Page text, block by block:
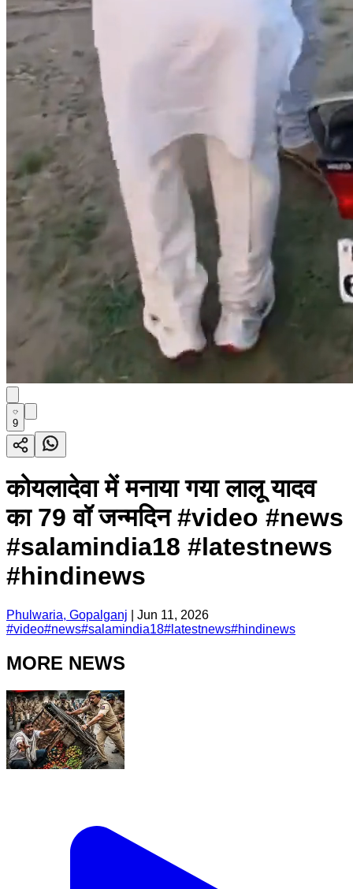
9
कोयलादेवा में मनाया गया लालू यादव
का 79 वॉ जन्मदिन #video #news
#salamindia18 #latestnews
#hindinews
Phulwaria, Gopalganj
Jun 11, 2026
#video#news#salamindia18# latestnews#hindinews
MORE NEWS